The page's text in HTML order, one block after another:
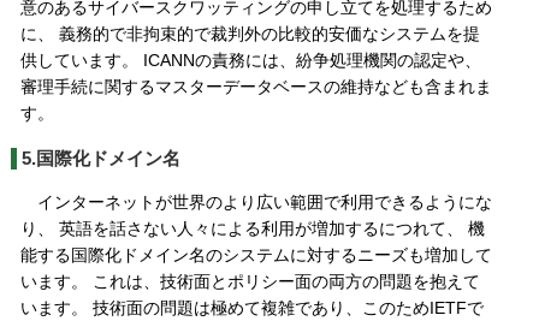
意のあるサイバースクワッティングの申し立てを処理するため
に、 義務的で非拘束的で裁判外の比較的安価なシステムを提
供しています。 ICANNの責務には、紛争処理機関の認定や、
審理手続に関するマスターデータベースの維持なども含まれま
す。
5.国際化ドメイン名
インターネットが世界のより広い範囲で利用できるようにな
り、 英語を話さない人々による利用が増加するにつれて、 機
能する国際化ドメイン名のシステムに対するニーズも増加して
います。 これは、技術面とポリシー面の両方の問題を抱えて
います。 技術面の問題は極めて複雑であり、このためIETFで